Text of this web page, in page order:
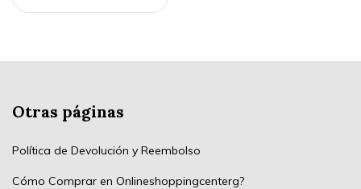
Otras páginas
Política de Devolución y Reembolso
Cómo Comprar en Onlineshoppingcenterg?